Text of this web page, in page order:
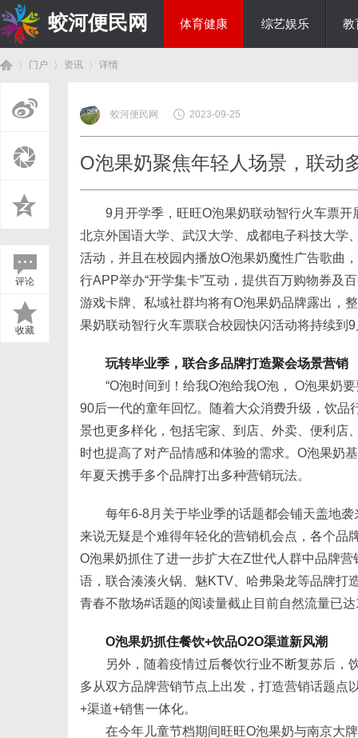
蛟河便民网 体育健康 综艺娱乐 教
门户 资讯
›
详情
评论
收藏
蛟河便民网 2023-09-25
O泡果奶聚焦年轻人场景，联动
9月开学季，旺旺O泡果奶联动智行火车票
北京外国语大学、武汉大学、成都电子科技大学
活动，并且在校园内播放O泡果奶魔性广告歌曲
行APP举办“开学集卡”互动，提供百万购物券及
游戏卡牌、私域社群均将有O泡果奶品牌露出，
果奶联动智行火车票联合校园快闪活动将持续到
玩转毕业季，联合多品牌打造聚会场景营销
“O泡时间到！给我O泡给我O泡， O泡果奶
90后一代的童年回忆。随着大众消费升级，饮
景也更多样化，包括宅家、到店、外卖、便利店
时也提高了对产品情感和体验的需求。O泡果奶
年夏天携手多个品牌打出多种营销玩法。
每年6-8月关于毕业季的话题都会铺天盖地
来说无疑是个难得年轻化的营销机会点，各个品
O泡果奶抓住了进一步扩大在Z世代人群中品牌
语，联合湊湊火锅、魅KTV、哈弗枭龙等品牌打
青春不散场#话题的阅读量截止目前自然流量已
O泡果奶抓住餐饮+饮品O2O渠道新风潮
另外，随着疫情过后餐饮行业不断复苏后，
多从双方品牌营销节点上出发，打造营销话题点
+渠道+销售一体化。
在今年儿童节档期间旺旺O泡果奶与南京大